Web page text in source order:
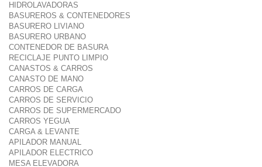
HIDROLAVADORAS
BASUREROS & CONTENEDORES
BASURERO LIVIANO
BASURERO URBANO
CONTENEDOR DE BASURA
RECICLAJE PUNTO LIMPIO
CANASTOS & CARROS
CANASTO DE MANO
CARROS DE CARGA
CARROS DE SERVICIO
CARROS DE SUPERMERCADO
CARROS YEGUA
CARGA & LEVANTE
APILADOR MANUAL
APILADOR ELECTRICO
MESA ELEVADORA